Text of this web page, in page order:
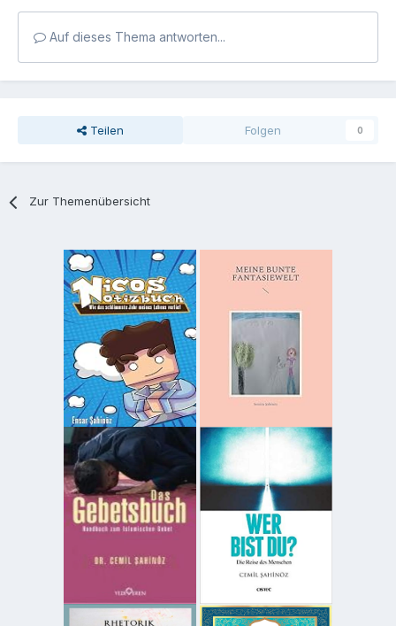
Auf dieses Thema antworten...
Teilen Folgen 0
Zur Themenübersicht